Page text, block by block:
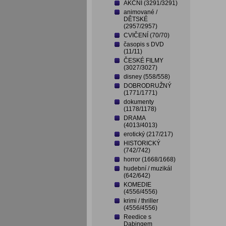
AKČNÍ (3291/3291)
animované /
DĚTSKÉ
(2957/2957)
CVIČENÍ (70/70)
časopis s DVD
(11/11)
ČESKÉ FILMY
(3027/3027)
disney (558/558)
DOBRODRUŽNÝ
(1771/1771)
dokumenty
(1178/1178)
DRAMA
(4013/4013)
erotický (217/217)
HISTORICKÝ
(742/742)
horror (1668/1668)
hudební / muzikál
(642/642)
KOMEDIE
(4556/4556)
krimi / thriller
(4556/4556)
Reedice s
Dabingem